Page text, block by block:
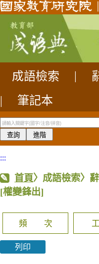
成語檢索
|
筆記本
:::
首頁〉成語檢索〉
[權變鋒出]
頻 次
列印